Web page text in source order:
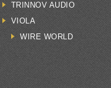
TRINNOV AUDIO
VIOLA
WIRE WORLD